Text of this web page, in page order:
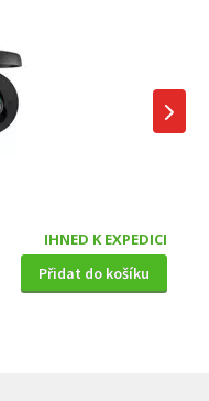
IHNED K EXPEDICI
Přidat do košíku